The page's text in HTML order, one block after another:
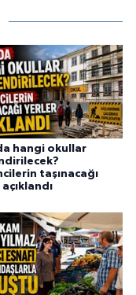
hangi okullar
taşınacağı